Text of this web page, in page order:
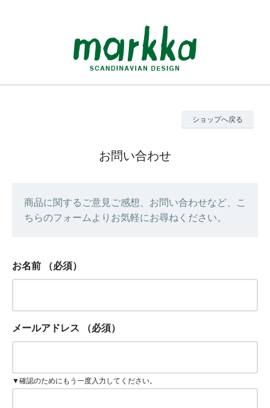
ショップへ戻る
お問い合わせ
商品に関するご意見ご感想、お問い合わせなど、こ
ちらのフォームよりお気軽にお尋ねください。
お名前 （必須）
メールアドレス （必須）
▼確認のためにもう一度入力してください。